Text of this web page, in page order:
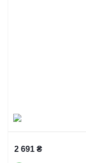
2 691 ₴